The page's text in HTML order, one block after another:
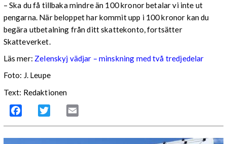
– Ska du få tillbaka mindre än 100 kronor betalar vi inte ut
pengarna. När beloppet har kommit upp i 100 kronor kan du
begära utbetalning från ditt skattekonto, fortsätter
Skatteverket.
Läs mer: Zelenskyj vädjar – minskning med två tredjedelar
Foto: J. Leupe
Text: Redaktionen
Facebook Twitter